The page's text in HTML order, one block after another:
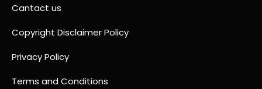
Cantact us
Copyright Disclaimer Policy
Privacy Policy
Terms and Conditions